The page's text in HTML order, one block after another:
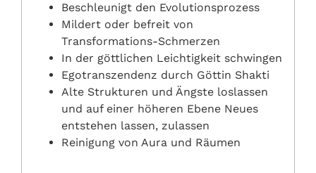
Beschleunigt den Evolutionsprozess
Mildert oder befreit von
Transformations-Schmerzen
In der göttlichen Leichtigkeit schwingen
Egotranszendenz durch Göttin Shakti
Alte Strukturen und Ängste loslassen
und auf einer höheren Ebene Neues
entstehen lassen, zulassen
Reinigung von Aura und Räumen